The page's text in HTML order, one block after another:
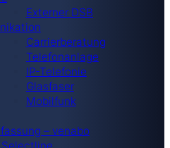
Externer DSB
Carrierberatung
Telefonanlage
IP-Telefonie
Glasfaser
Mobilfunk
– venabo